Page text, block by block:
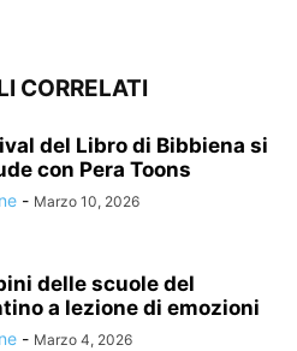
CORRELATI
del Libro di Bibbiena si
con Pera Toons
- Marzo 10, 2026
delle scuole del
a lezione di emozioni
- Marzo 4, 2026